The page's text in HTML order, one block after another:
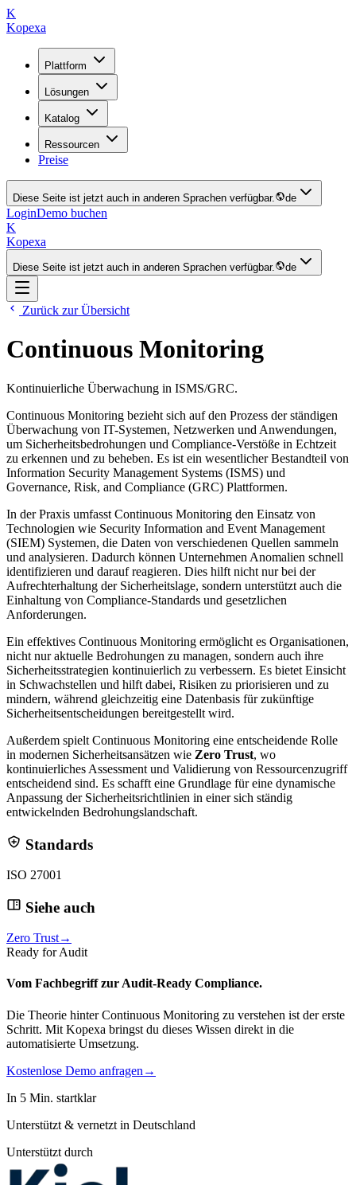
K
Kopexa
Plattform
Lösungen
Katalog
Ressourcen
Preise
Diese Seite ist jetzt auch in anderen Sprachen verfügbar. de
LoginDemo buchen
K
Kopexa
Diese Seite ist jetzt auch in anderen Sprachen verfügbar. de
Zurück zur Übersicht
Continuous Monitoring
Kontinuierliche Überwachung in ISMS/GRC.
Continuous Monitoring bezieht sich auf den Prozess der ständigen
Überwachung von IT-Systemen, Netzwerken und Anwendungen,
um Sicherheitsbedrohungen und Compliance-Verstöße in Echtzeit
zu erkennen und zu beheben. Es ist ein wesentlicher Bestandteil von
Information Security Management Systems (ISMS) und
Governance, Risk, and Compliance (GRC) Plattformen.
In der Praxis umfasst Continuous Monitoring den Einsatz von
Technologien wie Security Information and Event Management
(SIEM) Systemen, die Daten von verschiedenen Quellen sammeln
und analysieren. Dadurch können Unternehmen Anomalien schnell
identifizieren und darauf reagieren. Dies hilft nicht nur bei der
Aufrechterhaltung der Sicherheitslage, sondern unterstützt auch die
Einhaltung von Compliance-Standards und gesetzlichen
Anforderungen.
Ein effektives Continuous Monitoring ermöglicht es Organisationen,
nicht nur aktuelle Bedrohungen zu managen, sondern auch ihre
Sicherheitsstrategien kontinuierlich zu verbessern. Es bietet Einsicht
in Schwachstellen und hilft dabei, Risiken zu priorisieren und zu
mindern, während gleichzeitig eine Datenbasis für zukünftige
Sicherheitsentscheidungen bereitgestellt wird.
Außerdem spielt Continuous Monitoring eine entscheidende Rolle
in modernen Sicherheitsansätzen wie Zero Trust, wo
kontinuierliches Assessment und Validierung von Ressourcenzugriff
entscheidend sind. Es schafft eine Grundlage für eine dynamische
Anpassung der Sicherheitsrichtlinien in einer sich ständig
entwickelnden Bedrohungslandschaft.
Standards
ISO 27001
Siehe auch
Zero Trust→
Ready for Audit
Vom Fachbegriff zurAudit-Ready Compliance.
Die Theorie hinter Continuous Monitoring zu verstehen ist der erste
Schritt. Mit Kopexa bringst du dieses Wissen direkt in die
automatisierte Umsetzung.
Kostenlose Demo anfragen →
In 5 Min. startklar
Unterstützt & vernetzt in Deutschland
Unterstützt durch